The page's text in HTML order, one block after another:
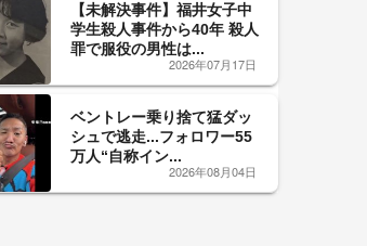
【未解決事件】福井女子中
学生殺人事件から40年 殺人
罪で服役の男性は...
2026年07月17日
ベントレー乗り捨て猛ダッ
シュで逃走...フォロワー55
万人“自称イン...
2026年08月04日